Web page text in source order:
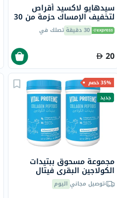
سيدهايو لاكسيد أقراص
لتخفيف الإمساك حزمة من 30
30 دقيقة تصلك في
20
35% خصم
جديد
مجموعة مسحوق ببتيدات
الكولاجين البقري فيتال
بروتينز - 2 × 284 جرام
توصيل مجاني اليوم